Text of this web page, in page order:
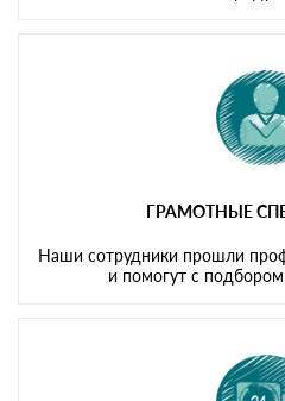
ГРАМОТНЫЕ
Наши сотрудники прошли
и помогут с